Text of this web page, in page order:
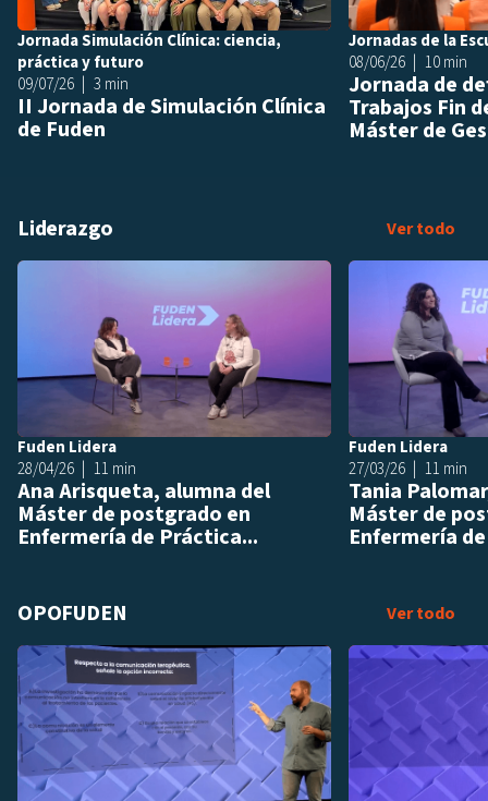
Jornada Simulación Clínica: ciencia,
práctica y futuro
09/07/26
3 min
II Jornada de Simulación Clínica
de Fuden
Jornadas de la
08/06/26
10 min
Jornada de
Trabajos Fin
Máster de
Liderazgo Ver todo
Añadir a
Fuden Lidera
28/04/26
11 min
Ana Arisqueta, alumna del
Máster de postgrado en
Enfermería de Práctica...
Fuden Lidera
27/03/26
11 min
Tania
Máster de
Enfermería
OPOFUDEN Ver todo
Añadir a